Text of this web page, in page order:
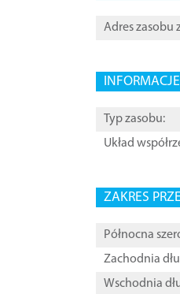
Adres zasobu
Typ zasobu:
Układ
ZAKRES
Północna
Zachodnia
Wschodnia